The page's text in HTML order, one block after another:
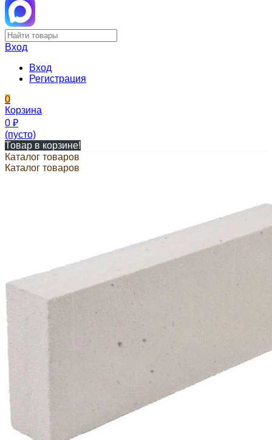
Вход
Вход
Регистрация
0
Корзина
0 ₽
(пусто)
Товар в корзине!
Каталог товаров
Каталог товаров